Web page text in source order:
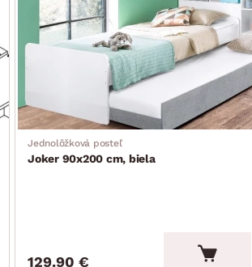
Jednolôžková posteľ
Joker 90x200 cm, biela
129.90 €